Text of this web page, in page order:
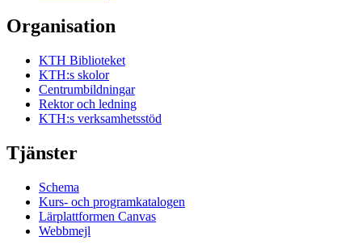
Organisation
KTH Biblioteket
KTH:s skolor
Centrumbildningar
Rektor och ledning
KTH:s verksamhetsstöd
Tjänster
Schema
Kurs- och programkatalogen
Lärplattformen Canvas
Webbmejl